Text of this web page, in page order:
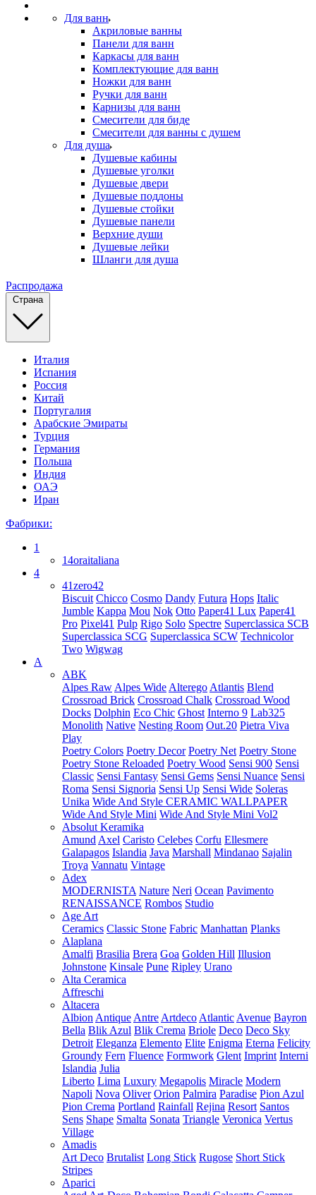
Для ванн
Акриловые ванны
Панели для ванн
Каркасы для ванн
Комплектующие для ванн
Ножки для ванн
Ручки для ванн
Карнизы для ванн
Смесители для биде
Смесители для ванны с душем
Для душа
Душевые кабины
Душевые уголки
Душевые двери
Душевые поддоны
Душевые стойки
Душевые панели
Верхние души
Душевые лейки
Шланги для душа
Распродажа
Страна
Италия
Испания
Россия
Китай
Португалия
Арабские Эмираты
Турция
Германия
Польша
Индия
ОАЭ
Иран
Фабрики:
1
14oraitaliana
4
41zero42
Biscuit Chicco Cosmo Dandy Futura Hops Italic
Jumble Kappa Mou Nok Otto Paper41 Lux Paper41
Pro Pixel41 Pulp Rigo Solo Spectre Superclassica SCB
Superclassica SCG Superclassica SCW Technicolor
Two Wigwag
A
ABK
Alpes Raw Alpes Wide Alterego Atlantis Blend
Crossroad Brick Crossroad Chalk Crossroad Wood
Docks Dolphin Eco Chic Ghost Interno 9 Lab325
Monolith Native Nesting Room Out.20 Pietra Viva
Play
Poetry Colors Poetry Decor Poetry Net Poetry Stone
Poetry Stone Reloaded Poetry Wood Sensi 900 Sensi
Classic Sensi Fantasy Sensi Gems Sensi Nuance Sensi
Roma Sensi Signoria Sensi Up Sensi Wide Soleras
Unika Wide And Style CERAMIC WALLPAPER
Wide And Style Mini Wide And Style Mini Vol2
Absolut Keramika
Amund Axel Caristo Celebes Corfu Ellesmere
Galapagos Islandia Java Marshall Mindanao Sajalin
Troya Vannatu Vintage
Adex
MODERNISTA Nature Neri Ocean Pavimento
RENAISSANCE Rombos Studio
Age Art
Ceramics Classic Stone Fabric Manhattan Planks
Alaplana
Amalfi Brasilia Brera Goa Golden Hill Illusion
Johnstone Kinsale Pune Ripley Urano
Alta Ceramica
Affreschi
Altacera
Albion Antique Antre Artdeco Atlantic Avenue Bayron
Bella Blik Azul Blik Crema Briole Deco Deco Sky
Detroit Eleganza Elemento Elite Enigma Eterna Felicity
Groundy Fern Fluence Formwork Glent Imprint Interni
Islandia Julia
Liberto Lima Luxury Megapolis Miracle Modern
Napoli Nova Oliver Orion Palmira Paradise Pion Azul
Pion Crema Portland Rainfall Rejina Resort Santos
Sens Shape Smalta Sonata Triangle Veronica Vertus
Village
Amadis
Art Deco Brutalist Long Stick Rugose Short Stick
Stripes
Aparici